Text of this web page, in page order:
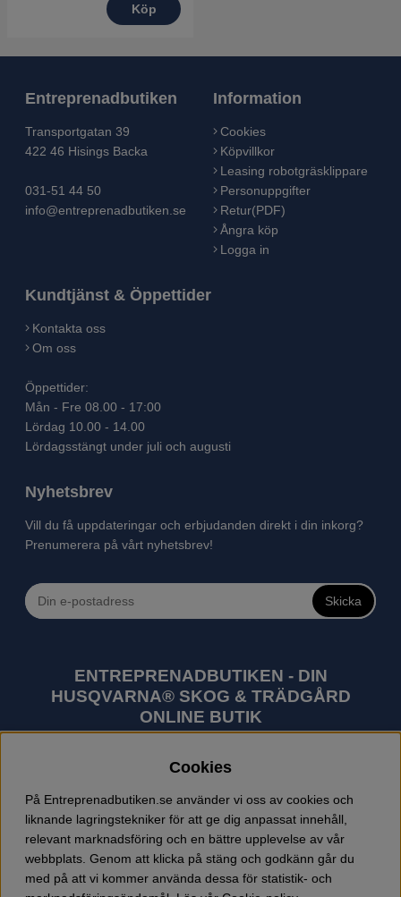
Köp
Entreprenadbutiken
Transportgatan 39
422 46 Hisings Backa
031-51 44 50
info@entreprenadbutiken.se
Information
Cookies
Köpvillkor
Leasing robotgräsklippare
Personuppgifter
Retur(PDF)
Ångra köp
Logga in
Kundtjänst & Öppettider
Kontakta oss
Om oss
Öppettider:
Mån - Fre 08.00 - 17:00
Lördag 10.00 - 14.00
Lördagsstängt under juli och augusti
Nyhetsbrev
Vill du få uppdateringar och erbjudanden direkt i din inkorg?
Prenumerera på vårt nyhetsbrev!
Skicka
ENTREPRENADBUTIKEN - DIN
HUSQVARNA® SKOG & TRÄDGÅRD
ONLINE BUTIK
utomhusprodukter som skogsmaskiner och
trädgårdsmaskiner. I sortimentet finns bl.a. robotgräsklippare,
motorsågar, röjsågar, trimmers, riders, åkgräsklippare,
trädgårdstraktorer, gräsklippare, häcksaxar, lövblåsar,
jordfräsar, snöslungor, skyddskläder och arbetskläder.
Entreprenadbutiken har snabba leveranser av Husqvarna
produkter.
Cookies
På Entreprenadbutiken.se använder vi oss av cookies och
liknande lagringstekniker för att ge dig anpassat innehåll,
relevant marknadsföring och en bättre upplevelse av vår
webbplats. Genom att klicka på stäng och godkänn går du
med på att vi kommer använda dessa för statistik- och